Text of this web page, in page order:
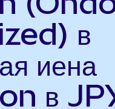
в
иена
в